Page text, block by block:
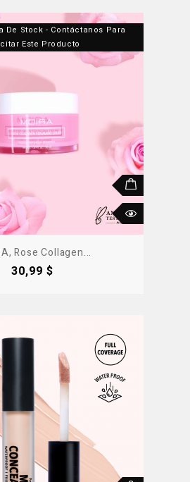
De Stock - Contáctanos Para
Este Producto
Rose Collagen...
Precio
30,99 $